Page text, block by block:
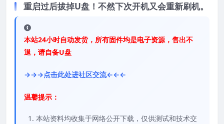
重启过后拔掉U盘！不然下次开机又会重新刷机。
本站24小时自动发货，所有固件均是电子资源，售出不
退，请自备U盘
→→→点击此处进社区交流←←←
温馨提示：
本站资料均收集于网络公开下载，仅供测试和技术交